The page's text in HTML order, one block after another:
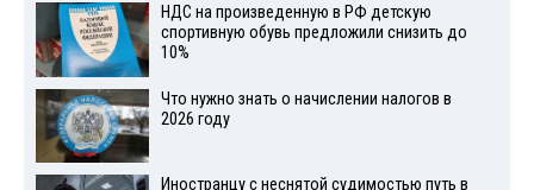
НДС на произведенную в РФ детскую
спортивную обувь предложили снизить до
10%
Что нужно знать о начислении налогов в
2026 году
Иностранцу с неснятой судимостью путь в